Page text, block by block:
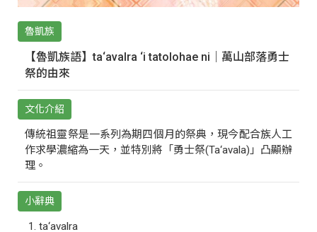
魯凱族
【魯凱族語】ta‘avalra ‘i tatolohae ni｜萬山部落勇士
祭的由來
文化介紹
傳統祖靈祭是一系列為期四個月的祭典，現今配合族人工
作求學濃縮為一天，並特別將「勇士祭(Ta‘avala)」凸顯辦
理。
小辭典
ta‘avalra